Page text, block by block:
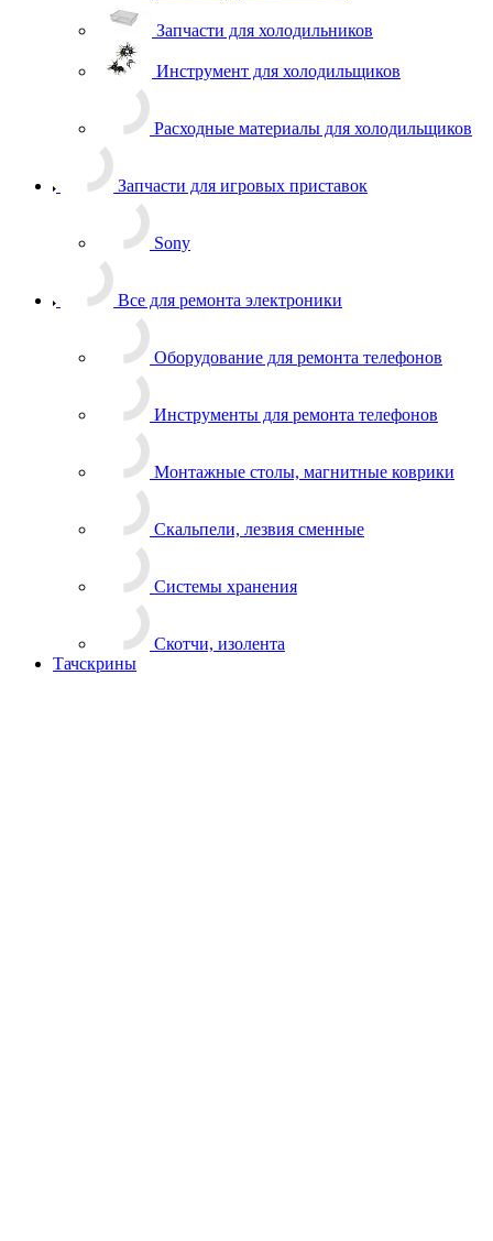
Запчасти для холодильников
Инструмент для холодильщиков
Оборудование для ремонта телефонов
Инструменты для ремонта телефонов
Монтажные столы, магнитные коврики
Скальпели, лезвия сменные
Системы хранения
Скотчи, изолента